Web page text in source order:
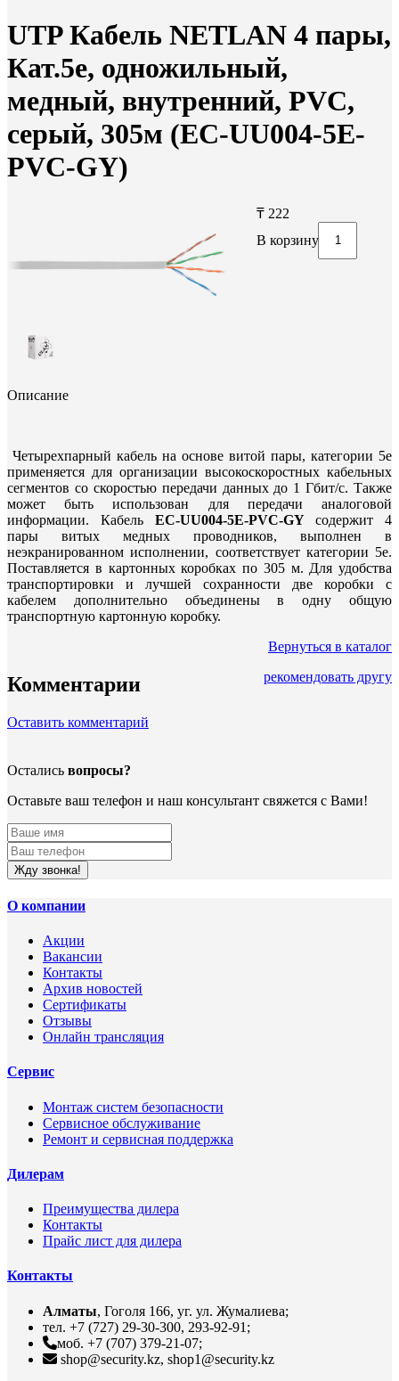
UTP Кабель NETLAN 4 пары,
Кат.5e, одножильный,
медный, внутренний, PVC,
серый, 305м (EC-UU004-5E-
PVC-GY)
₸ 222
В корзину
Описание
Четырехпарный кабель на основе витой пары, категории 5e
применяется для организации высокоскоростных кабельных
сегментов со скоростью передачи данных до 1 Гбит/c. Также
может быть использован для передачи аналоговой
информации. Кабель EC-UU004-5E-PVC-GYсодержит 4
пары витых медных проводников, выполнен в
неэкранированном исполнении, соответствует категории 5e.
Поставляется в картонных коробках по 305 м. Для удобства
транспортировки и лучшей сохранности две коробки с
кабелем дополнительно объединены в одну общую
транспортную картонную коробку.
Вернуться в каталог
рекомендовать другу
Комментарии
Оставить комментарий
Остались вопросы?
Оставьте ваш телефон и наш консультант свяжется с Вами!
Жду звонка!
О компании
Акции
Вакансии
Контакты
Архив новостей
Сертификаты
Отзывы
Онлайн трансляция
Сервис
Монтаж систем безопасности
Сервисное обслуживание
Ремонт и сервисная поддержка
Дилерам
Преимущества дилера
Контакты
Прайс лист для дилера
Контакты
Алматы, Гоголя 166, уг. ул. Жумалиева;
тел. +7 (727) 29-30-300, 293-92-91;
моб. +7 (707) 379-21-07;
shop@security.kz, shop1@security.kz